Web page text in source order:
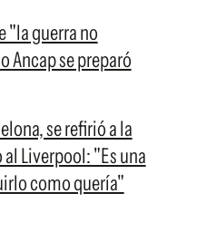
"la guerra no
Ancap se preparó
se refirió a la
Liverpool: "Es una
como quería"